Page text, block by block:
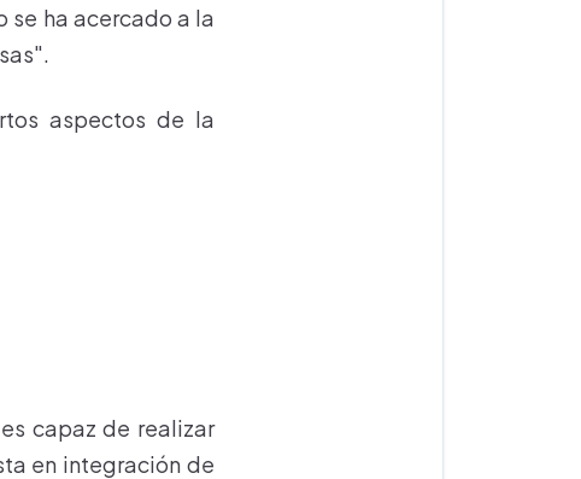
se ha acercado a la
aspectos de la
capaz de realizar
en integración de